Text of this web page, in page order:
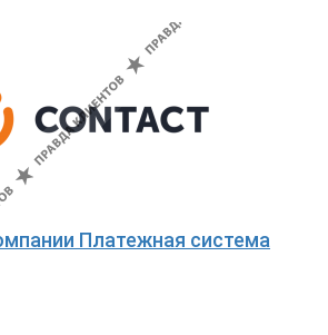
Платежная система